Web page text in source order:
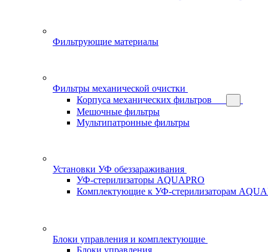
Фильтрующие материалы
Фильтры механической очистки
Корпуса механических фильтров
Мешочные фильтры
Мультипатронные фильтры
Установки УФ обеззараживания
УФ-стерилизаторы AQUAPRO
Комплектующие к УФ-стерилизаторам
Блоки управления и комплектующие
Блоки управления